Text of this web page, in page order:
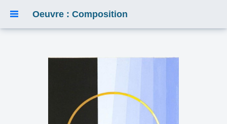
Oeuvre : Composition